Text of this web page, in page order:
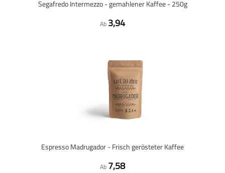
Segafredo Intermezzo - gemahlener Kaffee - 250g
Ab 3,94
Espresso Madrugador - Frisch gerösteter Kaffee
Ab 7,58